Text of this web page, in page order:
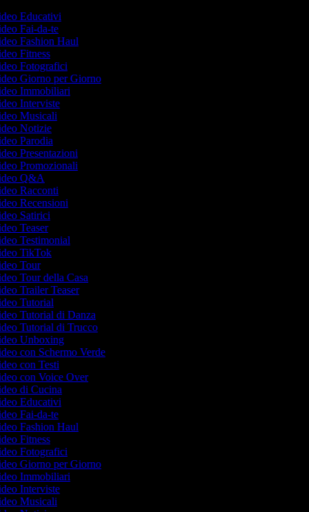
Educativi
Fai-da-te
Fashion Haul
Fitness
Fotografici
Giorno per Giorno
Immobiliari
Interviste
Musicali
Notizie
Parodia
Presentazioni
Promozionali
Q&A
Racconti
Recensioni
Satirici
Teaser
Testimonial
TikTok
Tour
Tour della Casa
Trailer Teaser
Tutorial
Tutorial di Danza
Tutorial di Trucco
Unboxing
con Schermo Verde
con Testi
con Voice Over
di Cucina
Educativi
Fai-da-te
Fashion Haul
Fitness
Fotografici
Giorno per Giorno
Immobiliari
Interviste
Musicali